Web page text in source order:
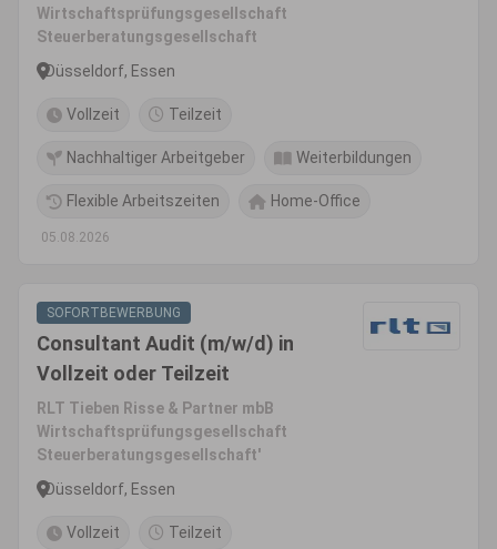
Wirtschaftsprüfungsgesellschaft
Steuerberatungsgesellschaft
Düsseldorf, Essen
Vollzeit Teilzeit
Nachhaltiger Arbeitgeber Weiterbildungen
Flexible Arbeitszeiten Home-Office
05.08.2026
SOFORTBEWERBUNG
Consultant Audit (m/w/d) in
Vollzeit oder Teilzeit
RLT Tieben Risse & Partner mbB
Wirtschaftsprüfungsgesellschaft
Steuerberatungsgesellschaft'
Düsseldorf, Essen
Vollzeit Teilzeit